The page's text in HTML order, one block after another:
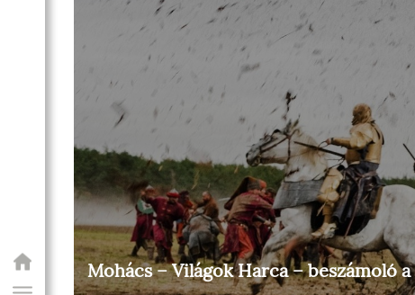
Mohács – Világok Harca – beszámoló